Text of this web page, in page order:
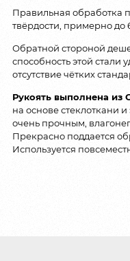
Правильная обработка
твёрдости, примерно до
Обратной стороной
способность этой
отсутствие чётких
Рукоять выполнена из
на основе стеклоткани
очень прочным,
Прекрасно поддается
Используется